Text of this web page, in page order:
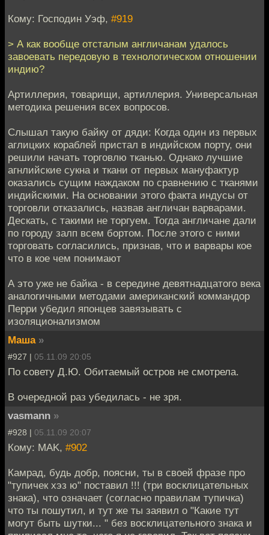
Кому: Господин Уэф, #919
> А как вообще отсталым англичанам удалось
завоевать передовую в технологическом отношении
индию?
Артиллерия, товарищи, артиллерия. Универсальная
методика решения всех вопросов.
Слышал такую байку от дяди: Когда один из первых
аглицких кораблей пристал в индийском порту, они
решили начать торговлю тканью. Однако лучшие
агнлийские сукна и ткани от первых мануфактур
оказались сущим наждаком по сравнению с тканями
индийскими. На основании этого факта индусы от
торговли отказались, назвав англичан варварами.
Дескать, с такими не торгуем. Тогда англичане дали
по городу залп всем бортом. После этого с ними
торговать согласились, признав, что и варвары кое
что в кое чем понимают
А это уже не байка - в середине девятнадцатого века
аналогичными методами американский коммандор
Перри убедил японцев завязывать с
изоляционализмом
Маша »
#927 | 05.11.09 20:05
По совету Д.Ю. Обитаемый остров не смотрела.
В очередной раз убедилась - не зря.
vasmann »
#928 | 05.11.09 20:07
Кому: MAK, #902
Камрад, будь добр, поясни, ты в своей фразе про
"тупичек хэз ю" поставил !!! (три восклицательных
знака), что означает (согласно правилам тупичка)
что ты пошутил, и тут же ты заявил о "Какие тут
могут быть шутки... " без восклицательного знака и